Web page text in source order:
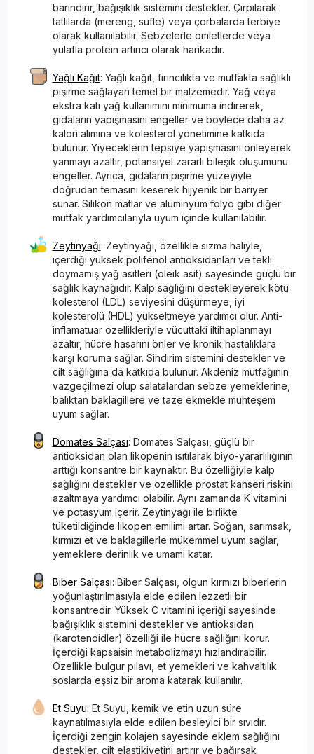
barındırır, bağışıklık sistemini destekler. Çırpılarak
tatlılarda (mereng, sufle) veya çorbalarda terbiye
olarak kullanılabilir. Sebzelerle omletlerde veya
yulafla protein artırıcı olarak harikadır.
Yağlı Kağıt: Yağlı kağıt, fırıncılıkta ve mutfakta sağlıklı
pişirme sağlayan temel bir malzemedir. Yağ veya
ekstra katı yağ kullanımını minimuma indirerek,
gıdaların yapışmasını engeller ve böylece daha az
kalori alımına ve kolesterol yönetimine katkıda
bulunur. Yiyeceklerin tepsiye yapışmasını önleyerek
yanmayı azaltır, potansiyel zararlı bileşik oluşumunu
engeller. Ayrıca, gıdaların pişirme yüzeyiyle
doğrudan temasını keserek hijyenik bir bariyer
sunar. Silikon matlar ve alüminyum folyo gibi diğer
mutfak yardımcılarıyla uyum içinde kullanılabilir.
Zeytinyağı: Zeytinyağı, özellikle sızma haliyle,
içerdiği yüksek polifenol antioksidanları ve tekli
doymamış yağ asitleri (oleik asit) sayesinde güçlü bir
sağlık kaynağıdır. Kalp sağlığını destekleyerek kötü
kolesterol (LDL) seviyesini düşürmeye, iyi
kolesterolü (HDL) yükseltmeye yardımcı olur. Anti-
inflamatuar özellikleriyle vücuttaki iltihaplanmayı
azaltır, hücre hasarını önler ve kronik hastalıklara
karşı koruma sağlar. Sindirim sistemini destekler ve
cilt sağlığına da katkıda bulunur. Akdeniz mutfağının
vazgeçilmezi olup salatalardan sebze yemeklerine,
balıktan baklagillere ve taze ekmekle muhteşem
uyum sağlar.
Domates Salçası: Domates Salçası, güçlü bir
antioksidan olan likopenin ısıtılarak biyo-yararlılığının
arttığı konsantre bir kaynaktır. Bu özelliğiyle kalp
sağlığını destekler ve özellikle prostat kanseri riskini
azaltmaya yardımcı olabilir. Aynı zamanda K vitamini
ve potasyum içerir. Zeytinyağı ile birlikte
tüketildiğinde likopen emilimi artar. Soğan, sarımsak,
kırmızı et ve baklagillerle mükemmel uyum sağlar,
yemeklere derinlik ve umami katar.
Biber Salçası: Biber Salçası, olgun kırmızı biberlerin
yoğunlaştırılmasıyla elde edilen lezzetli bir
konsantredir. Yüksek C vitamini içeriği sayesinde
bağışıklık sistemini destekler ve antioksidan
(karotenoidler) özelliği ile hücre sağlığını korur.
İçerdiği kapsaisin metabolizmayı hızlandırabilir.
Özellikle bulgur pilavı, et yemekleri ve kahvaltılık
soslarda eşsiz bir aroma katarak kullanılır.
Et Suyu: Et Suyu, kemik ve etin uzun süre
kaynatılmasıyla elde edilen besleyici bir sıvıdır.
İçerdiği zengin kolajen sayesinde eklem sağlığını
destekler, cilt elastikiyetini artırır ve bağırsak